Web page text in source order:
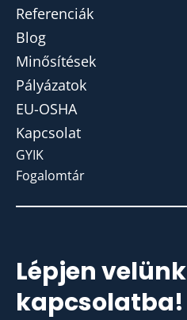
Referenciák
Blog
Minősítések
Pályázatok
EU-OSHA
Kapcsolat
GYIK
Fogalomtár
Lépjen velünk
kapcsolatba!